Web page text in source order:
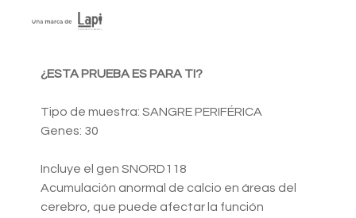
¿ESTA PRUEBA ES PARA TI?
Tipo de muestra: SANGRE PERIFÉRICA
Genes: 30
Incluye el gen SNORD118
Acumulación anormal de calcio en áreas del
cerebro, que puede afectar la función